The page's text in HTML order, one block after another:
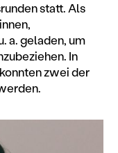
statt. Als
a. geladen, um
In
zwei der